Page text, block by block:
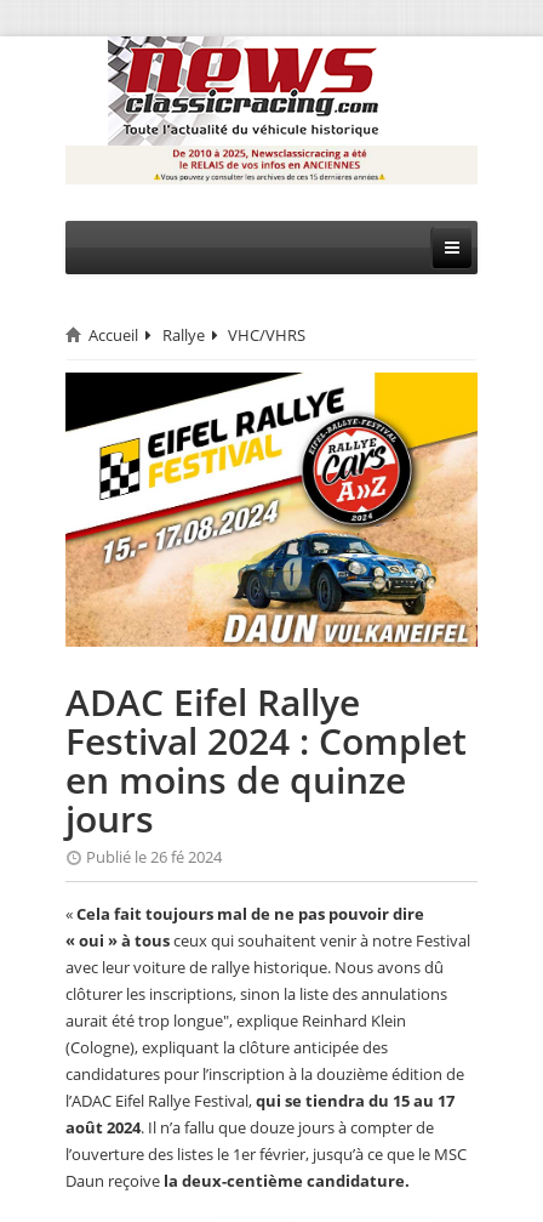
CIRCUIT
MONTAGNE
EVÈNEMENTS
CALENDRIER
FOCUS
ANNUAIRES
PETITES ANNONCES
Accueil Rallye VHC/VHRS
ADAC Eifel Rallye
Festival 2024 : Complet
en moins de quinze
jours
Publié le 26 fé 2024
«Cela fait toujours mal de ne pas pouvoir dire
« oui » à tousceux qui souhaitent venir à notre Festival
avec leur voiture de rallye historique. Nous avons dû
clôturer les inscriptions, sinon la liste des annulations
aurait été trop longue", explique Reinhard Klein
(Cologne), expliquant la clôture anticipée des
candidatures pour l’inscription à la douzième édition de
l’ADAC Eifel Rallye Festival,qui se tiendra du 15 au 17
août 2024. Il n’a fallu que douze jours à compter de
l’ouverture des listes le 1er février, jusqu’à ce que le MSC
Daun reçoive la deux-centième candidature.